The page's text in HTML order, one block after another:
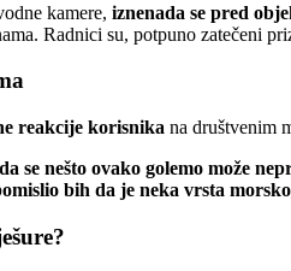
kamere, iznenada se pred
Radnici su, potpuno zatečeni
reakcije korisnika na društvenim
se nešto ovako golemo može
bih da je neka vrsta